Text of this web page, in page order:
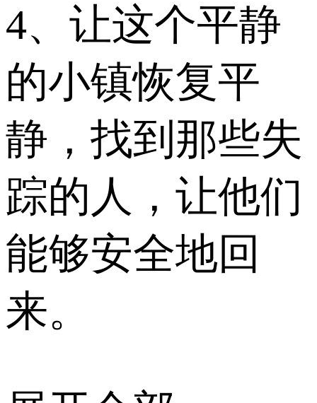
4、让这个平静
的小镇恢复平
静，找到那些失
踪的人，让他们
能够安全地回
来。